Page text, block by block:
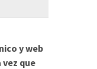
y web
que